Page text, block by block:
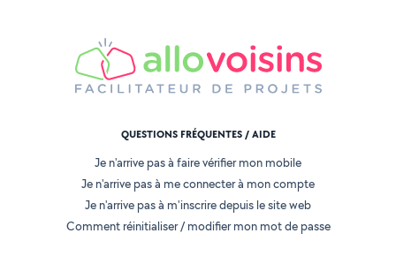
QUESTIONS FRÉQUENTES / AIDE
Je n'arrive pas à faire vérifier mon mobile
Je n'arrive pas à me connecter à mon compte
Je n'arrive pas à m'inscrire depuis le site web
Comment réinitialiser / modifier mon mot de passe